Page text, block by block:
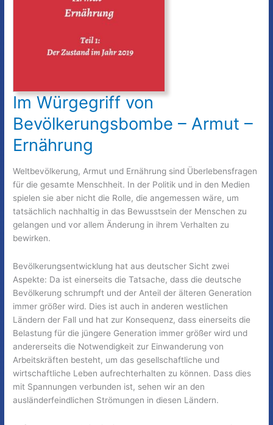
Im Würgegriff von
Bevölkerungsbombe – Armut –
Ernährung
Weltbevölkerung, Armut und Ernährung sind Überlebensfragen
für die gesamte Menschheit. In der Politik und in den Medien
spielen sie aber nicht die Rolle, die angemessen wäre, um
tatsächlich nachhaltig in das Bewusstsein der Menschen zu
gelangen und vor allem Änderung in ihrem Verhalten zu
bewirken.
Bevölkerungsentwicklung hat aus deutscher Sicht zwei
Aspekte: Da ist einerseits die Tatsache, dass die deutsche
Bevölkerung schrumpft und der Anteil der älteren Generation
immer größer wird. Dies ist auch in anderen westlichen
Ländern der Fall und hat zur Konsequenz, dass einerseits die
Belastung für die jüngere Generation immer größer wird und
andererseits die Notwendigkeit zur Einwanderung von
Arbeitskräften besteht, um das gesellschaftliche und
wirtschaftliche Leben aufrechterhalten zu können. Dass dies
mit Spannungen verbunden ist, sehen wir an den
ausländerfeindlichen Strömungen in diesen Ländern.